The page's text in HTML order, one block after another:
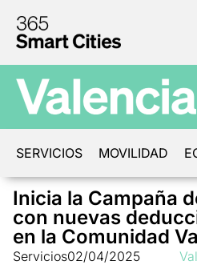
SERVICIOS MOVILIDAD
Inicia la Campaña
con nuevas
en la Comunidad
Servicios02/04/2025